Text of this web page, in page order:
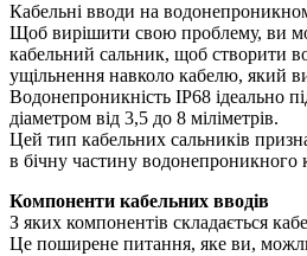
Кабельні вводи на
Щоб вирішити свою проблему, ви
кабельний сальник, щоб створити
ущільнення навколо кабелю, який
Водонепроникність IP68 ідеально
діаметром від 3,5 до 8 міліметрів.
Цей тип кабельних сальників
в бічну частину водонепроникного
Компоненти кабельних вводів
З яких компонентів складається
Це поширене питання, яке ви,